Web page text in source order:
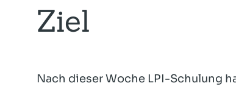
Ziel
Nach dieser Woche LPI-Schulung